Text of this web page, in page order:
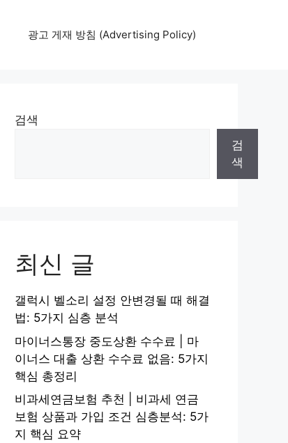
광고 게재 방침 (Advertising Policy)
검색
검
색
최신 글
갤럭시 벨소리 설정 안변경될 때 해결
법: 5가지 심층 분석
마이너스통장 중도상환 수수료 | 마
이너스 대출 상환 수수료 없음: 5가지
핵심 총정리
비과세연금보험 추천 | 비과세 연금
보험 상품과 가입 조건 심층분석: 5가
지 핵심 요약